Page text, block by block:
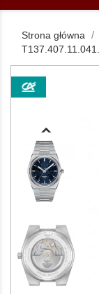
Strona główna